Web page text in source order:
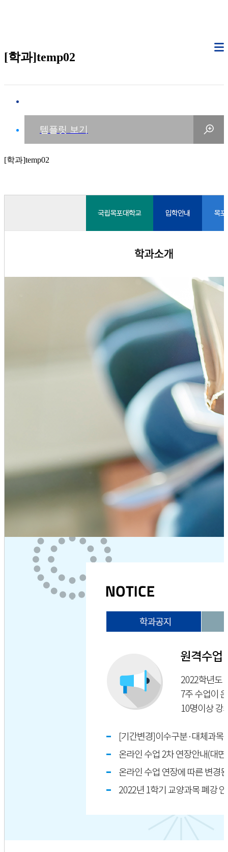
[학과]temp02
[학과]temp02